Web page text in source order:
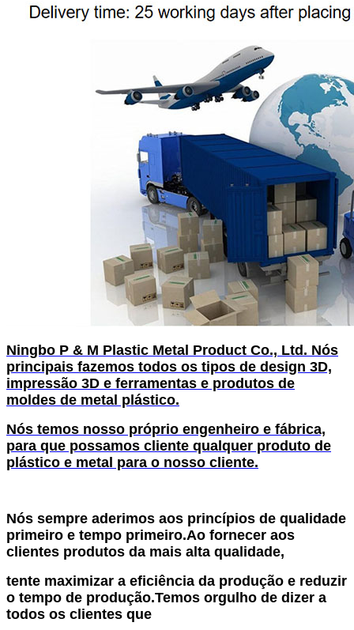
Ningbo P & M Plastic Metal Product Co., Ltd. Nós
principais fazemos todos os tipos de design 3D,
impressão 3D e ferramentas e produtos de
moldes de metal plástico.
Nós temos nosso próprio engenheiro e fábrica,
para que possamos cliente qualquer produto de
plástico e metal para o nosso cliente.
Nós sempre aderimos aos princípios de qualidade
primeiro e tempo primeiro.Ao fornecer aos
clientes produtos da mais alta qualidade,
tente maximizar a eficiência da produção e reduzir
o tempo de produção.Temos orgulho de dizer a
todos os clientes que